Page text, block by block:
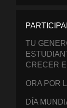
TU
CRECER
ORA POR
DÍA